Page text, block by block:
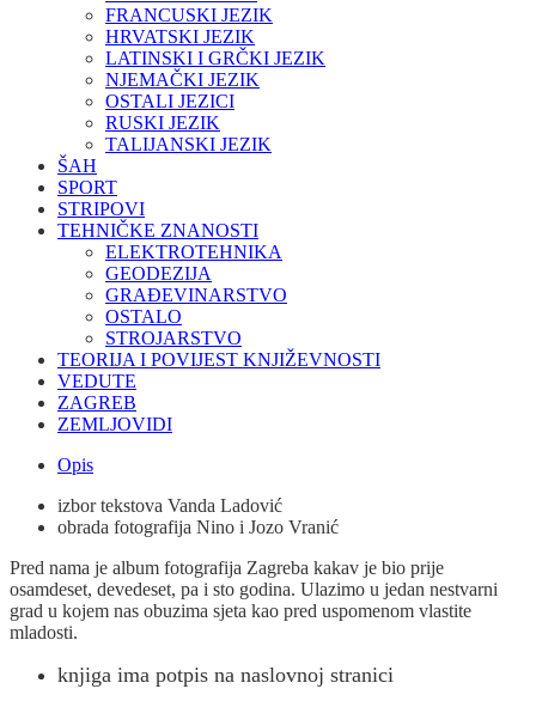
FRANCUSKI JEZIK
HRVATSKI JEZIK
LATINSKI I GRČKI JEZIK
NJEMAČKI JEZIK
OSTALI JEZICI
RUSKI JEZIK
TALIJANSKI JEZIK
ŠAH
SPORT
STRIPOVI
TEHNIČKE ZNANOSTI
ELEKTROTEHNIKA
GEODEZIJA
GRAĐEVINARSTVO
OSTALO
STROJARSTVO
TEORIJA I POVIJEST KNJIŽEVNOSTI
VEDUTE
ZAGREB
ZEMLJOVIDI
Opis
izbor tekstova Vanda Ladović
obrada fotografija Nino i Jozo Vranić
Pred nama je album fotografija Zagreba kakav je bio prije
osamdeset, devedeset, pa i sto godina. Ulazimo u jedan nestvarni
grad u kojem nas obuzima sjeta kao pred uspomenom vlastite
mladosti.
knjiga ima potpis na naslovnoj stranici